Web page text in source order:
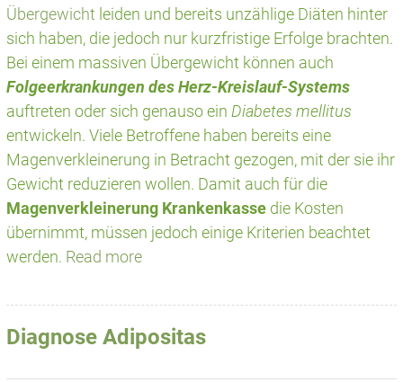
Übergewicht leiden und bereits unzählige Diäten hinter
sich haben, die jedoch nur kurzfristige Erfolge brachten.
Bei einem massiven Übergewicht können auch
Folgeerkrankungen des Herz-Kreislauf-Systems
auftreten oder sich genauso ein Diabetes mellitus
entwickeln. Viele Betroffene haben bereits eine
Magenverkleinerung in Betracht gezogen, mit der sie ihr
Gewicht reduzieren wollen. Damit auch für die
Magenverkleinerung Krankenkassedie Kosten
übernimmt, müssen jedoch einige Kriterien beachtet
werden. Read more
Diagnose Adipositas